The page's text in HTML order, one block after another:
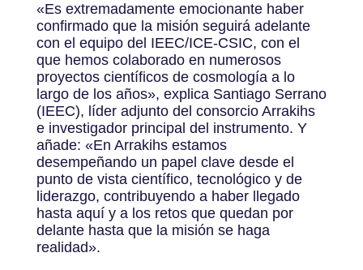
«Es extremadamente emocionante haber
confirmado que la misión seguirá adelante
con el equipo del IEEC/ICE-CSIC, con el
que hemos colaborado en numerosos
proyectos científicos de cosmología a lo
largo de los años», explica Santiago Serrano
(IEEC), líder adjunto del consorcio Arrakihs
e investigador principal del instrumento. Y
añade: «En Arrakihs estamos
desempeñando un papel clave desde el
punto de vista científico, tecnológico y de
liderazgo, contribuyendo a haber llegado
hasta aquí y a los retos que quedan por
delante hasta que la misión se haga
realidad».